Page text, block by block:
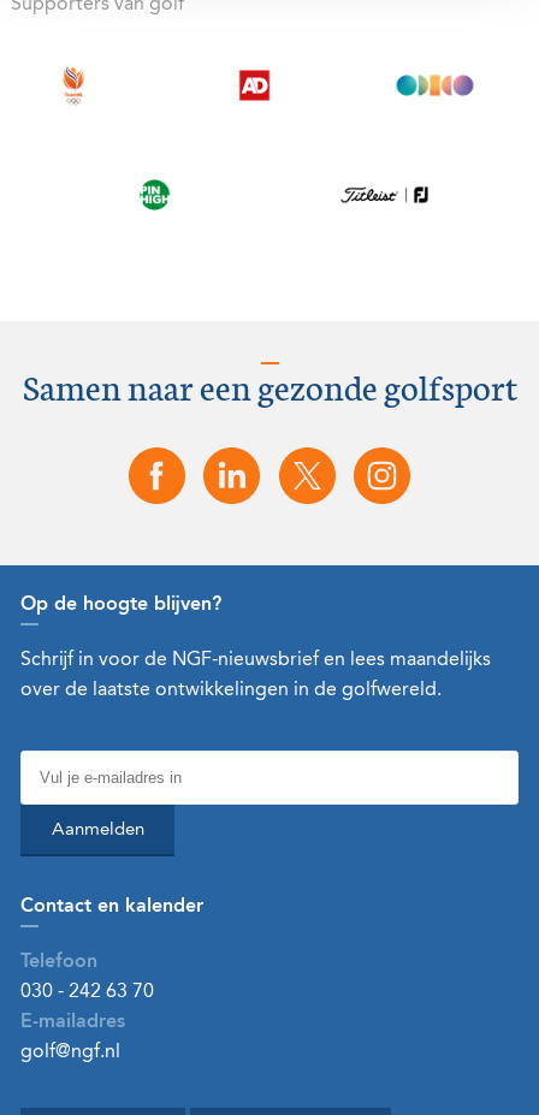
Supporters van golf
Samen naar een gezonde golfsport
Op de hoogte blijven?
Schrijf in voor de NGF-nieuwsbrief en lees maandelijks
over de laatste ontwikkelingen in de golfwereld.
Aanmelden
Contact en kalender
Telefoon
030 - 242 63 70
E-mailadres
golf@ngf.nl